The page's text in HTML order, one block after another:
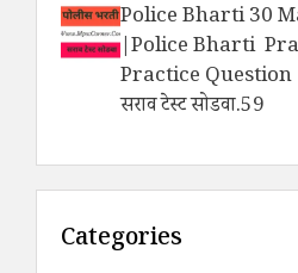
Police Bharti 30
|Police Bharti
Practice Question
सराव टेस्ट सोडवा.59
Categories